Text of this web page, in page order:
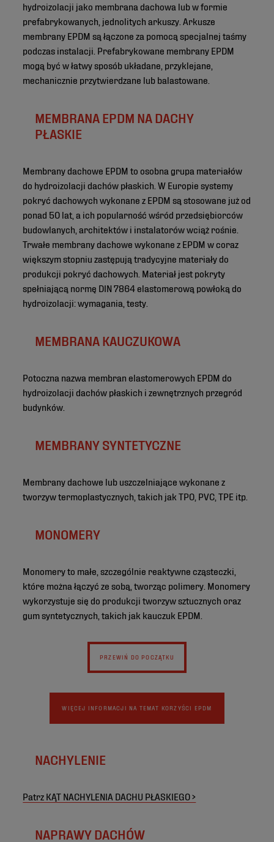
hydroizolacji jako membrana dachowa lub w formie
prefabrykowanych, jednolitych arkuszy. Arkusze
membrany EPDM są łączone za pomocą specjalnej taśmy
podczas instalacji. Prefabrykowane membrany EPDM
mogą być w łatwy sposób układane, przyklejane,
mechanicznie przytwierdzane lub balastowane.
MEMBRANA EPDM NA DACHY
PŁASKIE
Membrany dachowe EPDM to osobna grupa materiałów
do hydroizolacji dachów płaskich. W Europie systemy
pokryć dachowych wykonane z EPDM są stosowane już od
ponad 50 lat, a ich popularność wśród przedsiębiorców
budowlanych, architektów i instalatorów wciąż rośnie.
Trwałe membrany dachowe wykonane z EPDM w coraz
większym stopniu zastępują tradycyjne materiały do
produkcji pokryć dachowych. Materiał jest pokryty
spełniającą normę DIN 7864 elastomerową powłoką do
hydroizolacji: wymagania, testy.
MEMBRANA KAUCZUKOWA
Potoczna nazwa membran elastomerowych EPDM do
hydroizolacji dachów płaskich i zewnętrznych przegród
budynków.
MEMBRANY SYNTETYCZNE
Membrany dachowe lub uszczelniające wykonane z
tworzyw termoplastycznych, takich jak TPO, PVC, TPE itp.
MONOMERY
Monomery to małe, szczególnie reaktywne cząsteczki,
które można łączyć ze sobą, tworząc polimery. Monomery
wykorzystuje się do produkcji tworzyw sztucznych oraz
gum syntetycznych, takich jak kauczuk EPDM.
PRZEWIŃ DO POCZĄTKU
WIĘCEJ INFORMACJI NA TEMAT KORZYŚCI EPDM
NACHYLENIE
Patrz KĄT NACHYLENIA DACHU PŁASKIEGO >
NAPRAWY DACHÓW